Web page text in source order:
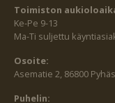
Toimiston
Ke-Pe 9-13
Ma-Ti suljettu
Osoite:
Asematie 2, 86800
Puhelin: